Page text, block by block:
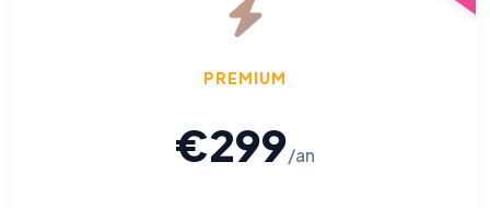
PREMIUM
€299/an
Traceurs des courriels HORS SITE WEB
pixels 2026 / FAQ juillet 2026).
Ce suivi n'est pas géré par ce
(cadre distinct du site web). Pour vous y
lien dédié en pied de chaque courriel